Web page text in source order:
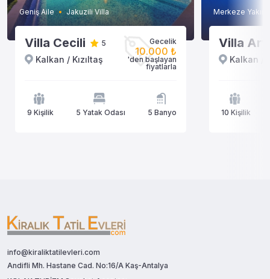
Geniş Aile Jakuzili Villa
Villa Cecili 5
Kalkan / Kızıltaş
Gecelik
10.000 ₺
'den başlayan
fiyatlarla
9 Kişilik 5 Yatak Odası 5 Banyo
Merkeze Yakın
Villa
Kalkan /
10 Kişilik
info@kiraliktatilevleri.com
Andifli Mh. Hastane Cad. No:16/A Kaş-Antalya